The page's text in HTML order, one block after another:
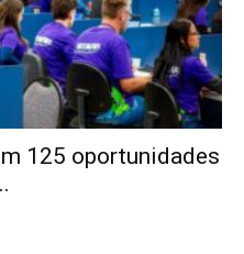
125 oportunidades